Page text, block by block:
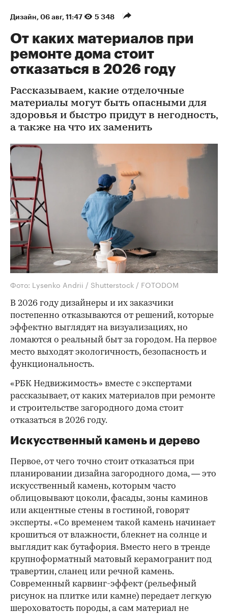
Дизайн 06 авг, 11:47 5 348
От каких материалов при
ремонте дома стоит
отказаться в 2026 году
Рассказываем, какие отделочные
материалы могут быть опасными для
здоровья и быстро придут в негодность,
а также на что их заменить
Фото: Lysenko Andrii / Shutterstock / FOTODOM
В 2026 году дизайнеры и их заказчики
постепенно отказываются от решений, которые
эффектно выглядят на визуализациях, но
ломаются о реальный быт за городом. На первое
место выходят экологичность, безопасность и
функциональность.
«РБК Недвижимость» вместе с экспертами
рассказывает, от каких материалов при ремонте
и строительстве загородного дома стоит
отказаться в 2026 году.
Искусственный камень и дерево
00:00 / 00:00
Первое, от чего точно стоит отказаться при
планировании дизайна загородного дома, — это
искусственный камень, которым часто
облицовывают цоколи, фасады, зоны каминов
или акцентные стены в гостиной, говорят
эксперты. «Со временем такой камень начинает
крошиться от влажности, блекнет на солнце и
выглядит как бутафория. Вместо него в тренде
крупноформатный матовый керамогранит под
травертин, сланец или речной камень.
Современный карвинг-эффект (рельефный
рисунок на плитке или камне) передает легкую
шероховатость породы, а сам материал не